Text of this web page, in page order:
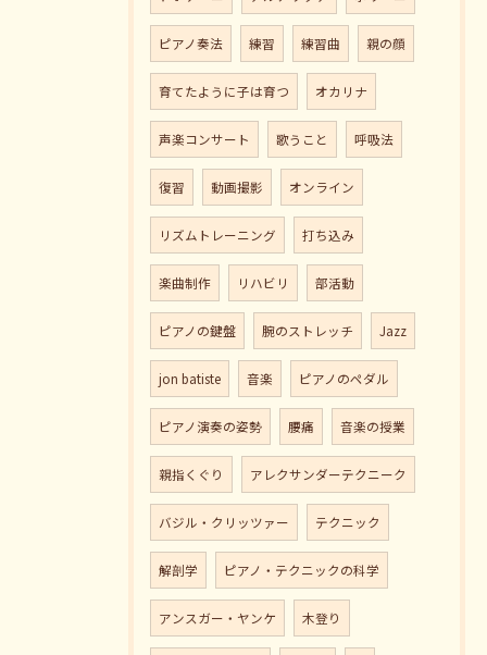
ピアノ奏法 練習 練習曲 親の顔
育てたように子は育つ オカリナ
声楽コンサート 歌うこと 呼吸法
復習 動画撮影 オンライン
リズムトレーニング 打ち込み
楽曲制作 リハビリ 部活動
ピアノの鍵盤 腕のストレッチ Jazz
jon batiste 音楽 ピアノのペダル
ピアノ演奏の姿勢 腰痛 音楽の授業
親指くぐり アレクサンダーテクニーク
バジル・クリッツァー テクニック
解剖学 ピアノ・テクニックの科学
アンスガー・ヤンケ 木登り